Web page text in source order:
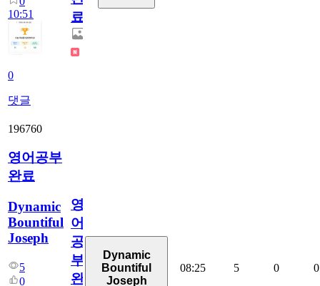
10:51
0
댓글
료
196760
영어공부
완료
Dynamic
Bountiful
Joseph
5
0
영
어
공
부
완
Dynamic
Bountiful
Joseph
08:25 5 0 0